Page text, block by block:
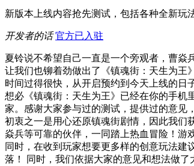
新版本上线内容抢先测试，包括各种全新玩
开发者的话 官方已入驻
夏铃说不希望自己一直是一个旁观者，曹焱
让我们也铆着劲做出了《镇魂街：天生为王
时间过得很快，从开启预约到今天上线的日
想必《镇魂街：天生为王》已经在你的手机
家。感谢大家参与过的测试，提供过的意见
初衷之一是用心还原镇魂街剧情，因此我们
焱兵等可靠的伙伴，一同踏上热血冒险！游
同时，在收到玩家想要更多样的创意玩法建
落！ 同时，我们依据大家的意见和想法做